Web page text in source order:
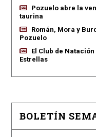
Pozuelo abre la
taurina
Román, Mora y
Pozuelo
El Club de
Estrellas
BOLETÍN